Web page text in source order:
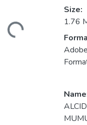
Size:
1.76